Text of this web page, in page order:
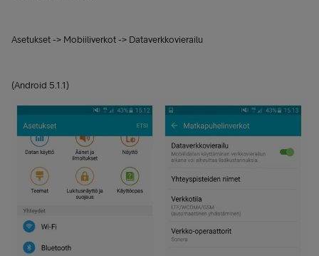
Asetukset -> Mobiiliverkot -> Dataverkkovierailu
(Android 5.1.1)